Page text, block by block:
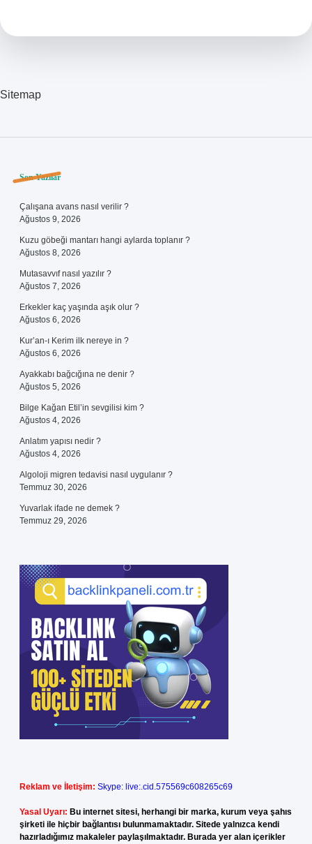
Sitemap
Sidebar
Son Yazılar
Çalışana avans nasıl verilir ?
Ağustos 9, 2026
Kuzu göbeği mantarı hangi aylarda toplanır ?
Ağustos 8, 2026
Mutasavvıf nasıl yazılır ?
Ağustos 7, 2026
Erkekler kaç yaşında aşık olur ?
Ağustos 6, 2026
Kur’an-ı Kerim ilk nereye in ?
Ağustos 6, 2026
Ayakkabı bağcığına ne denir ?
Ağustos 5, 2026
Bilge Kağan Etil’in sevgilisi kim ?
Ağustos 4, 2026
Anlatım yapısı nedir ?
Ağustos 4, 2026
Algoloji migren tedavisi nasıl uygulanır ?
Temmuz 30, 2026
Yuvarlak ifade ne demek ?
Temmuz 29, 2026
Reklam ve İletişim: Skype: live:.cid.575569c608265c69
Yasal Uyarı: Bu internet sitesi, herhangi bir marka, kurum veya şahıs
şirketi ile hiçbir bağlantısı bulunmamaktadır. Sitede yalnızca kendi
hazırladığımız makaleler paylaşılmaktadır. Burada yer alan içerikler